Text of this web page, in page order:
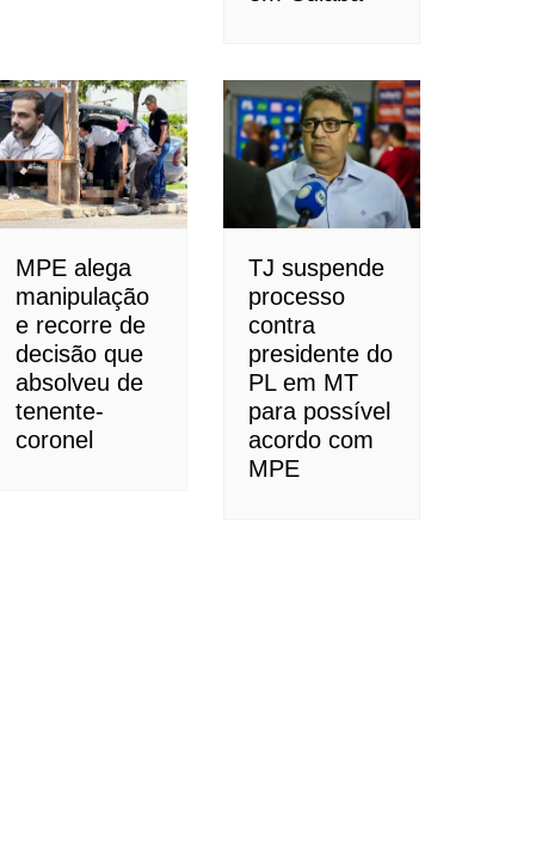
MPE alega
manipulação
e recorre de
decisão que
absolveu de
tenente-
coronel
TJ suspende
processo
contra
presidente do
PL em MT
para possível
acordo com
MPE